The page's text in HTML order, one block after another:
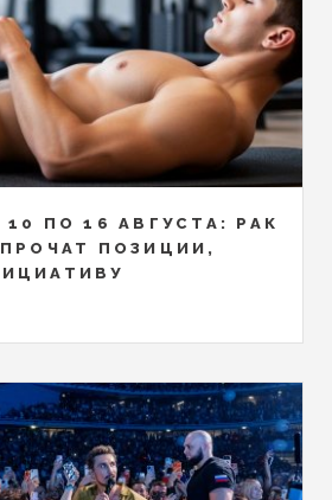
ПО 16 АВГУСТА: РАК
ПОЗИЦИИ,